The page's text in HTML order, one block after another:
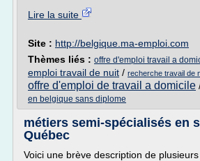
Lire la suite
Site : http://belgique.ma-emploi.com
Thèmes liés : offre d'emploi travail a
emploi travail de nuit / recherche travail de
offre d'emploi de travail a domicile
en belgique sans diplome
métiers semi-spécialisés en
Québec
Voici une brève description de